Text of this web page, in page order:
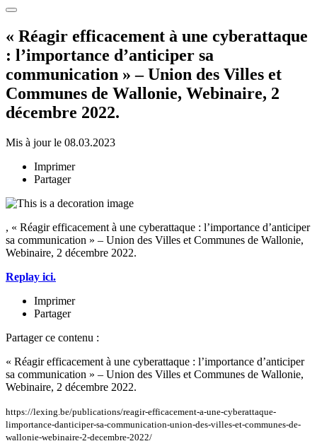
« Réagir efficacement à une cyberattaque
: l’importance d’anticiper sa
communication » – Union des Villes et
Communes de Wallonie, Webinaire, 2
décembre 2022.
Mis à jour le 08.03.2023
Imprimer
Partager
, « Réagir efficacement à une cyberattaque : l’importance d’anticiper
sa communication » – Union des Villes et Communes de Wallonie,
Webinaire, 2 décembre 2022.
Replay ici.
Imprimer
Partager
Partager ce contenu :
« Réagir efficacement à une cyberattaque : l’importance d’anticiper
sa communication » – Union des Villes et Communes de Wallonie,
Webinaire, 2 décembre 2022.
https://lexing.be/publications/reagir-efficacement-a-une-cyberattaque-
limportance-danticiper-sa-communication-union-des-villes-et-communes-de-
wallonie-webinaire-2-decembre-2022/